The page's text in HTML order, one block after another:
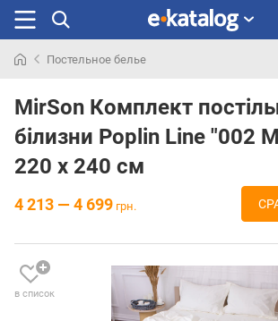
раньше
Постельное белье
MirSon Комплект
білизни Poplin Line "002
220 x 240 см
4 213 — 4 699 грн.
в список